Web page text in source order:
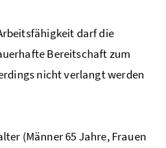
darf die
Bereitschaft zum
nicht verlangt werden
(Männer 65 Jahre, Frauen